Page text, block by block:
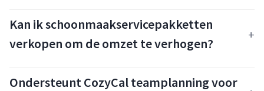
Kan ik schoonmaakservicepakketten
verkopen om de omzet te verhogen?
Ondersteunt CozyCal teamplanning voor